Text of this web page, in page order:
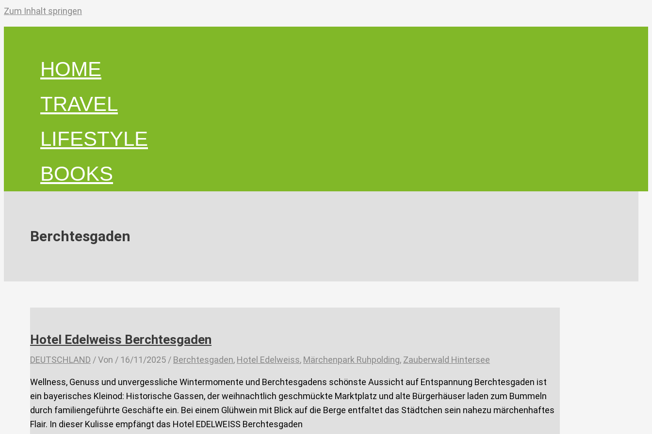
Zum Inhalt springen
HOME
TRAVEL
LIFESTYLE
BOOKS
Berchtesgaden
Hotel Edelweiss Berchtesgaden
DEUTSCHLAND / Von / 16/11/2025 / Berchtesgaden, Hotel Edelweiss, Märchenpark Ruhpolding, Zauberwald Hintersee
Wellness, Genuss und unvergessliche Wintermomente und Berchtesgadens schönste Aussicht auf Entspannung Berchtesgaden ist
ein bayerisches Kleinod: Historische Gassen, der weihnachtlich geschmückte Marktplatz und alte Bürgerhäuser laden zum Bummeln
durch familiengeführte Geschäfte ein. Bei einem Glühwein mit Blick auf die Berge entfaltet das Städtchen sein nahezu märchenhaftes
Flair. In dieser Kulisse empfängt das Hotel EDELWEISS Berchtesgaden